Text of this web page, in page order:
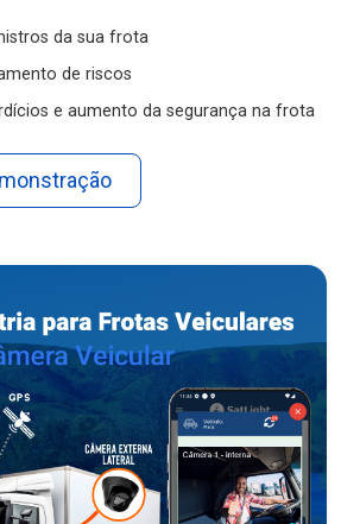
da sua frota
de riscos
e aumento da segurança na frota